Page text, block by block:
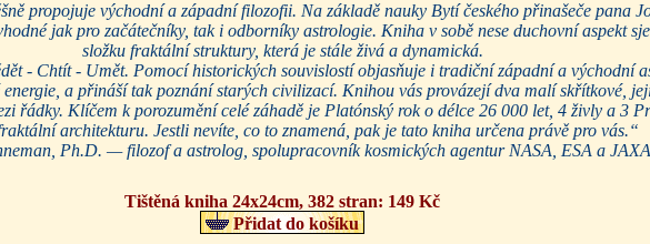
propojuje východní a západní filozofii. Na základě nauky Bytí českého přinašeče pana
jak pro začátečníky, tak i odborníky astrologie. Kniha v sobě nese duchovní aspekt
složku fraktální struktury, která je stále živá a dynamická.
- Chtít - Umět. Pomocí historických souvislostí objasňuje i tradiční západní a východní
a přináší tak poznání starých civilizací. Knihou vás provázejí dva malí skřítkové,
řádky. Klíčem k porozumění celé záhadě je Platónský rok o délce 26 000 let, 4 živly a 3
architekturu. Jestli nevíte, co to znamená, pak je tato kniha určena právě pro vás.“
Ph.D. — filozof a astrolog, spolupracovník kosmických agentur NASA, ESA a JAXA
Tištěná kniha 24x24cm, 382 stran: 149 Kč
Přidat do košíku